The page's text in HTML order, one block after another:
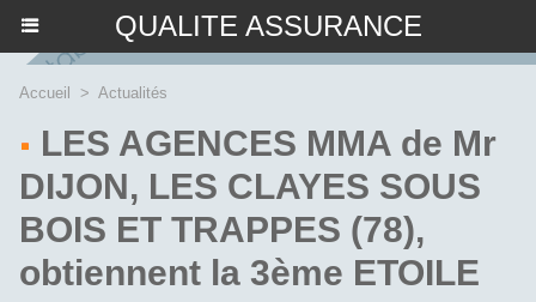
QUALITE ASSURANCE
Accueil > Actualités
LES AGENCES MMA de Mr
DIJON, LES CLAYES SOUS
BOIS ET TRAPPES (78),
obtiennent la 3ème ETOILE